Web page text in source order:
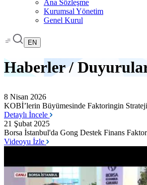
Ana Sözleşme
Kurumsal Yönetim
Genel Kurul
EN
Haberler /
8 Nisan 2026
KOBİ’lerin Büyümesinde Faktoringin
Detaylı İncele
21 Şubat 2025
Borsa İstanbul'da Gong Destek Finans
Videoyu İzle